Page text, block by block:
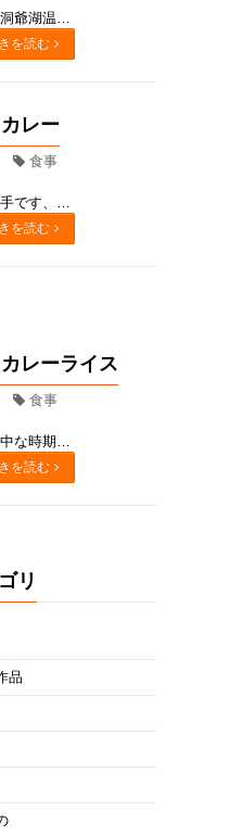
を読む
レー
食事
を読む
レーライス
食事
を読む
リ
品